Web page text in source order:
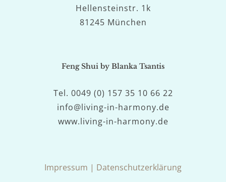
Hellensteinstr. 1k
81245 München
Feng Shui by Blanka Tsantis
Tel. 0049 (0) 157 35 10 66 22
info@living-in-harmony.de
www.living-in-harmony.de
Impressum | Datenschutzerklärung